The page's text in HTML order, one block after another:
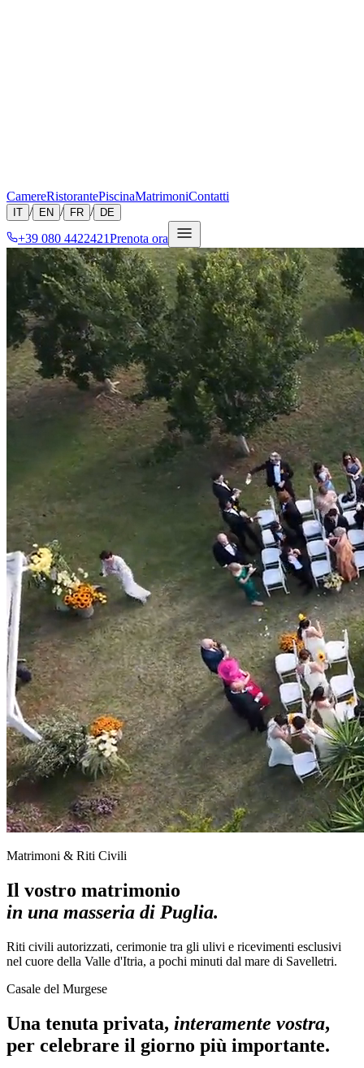
CamereRistorantePiscinaMatrimoniContatti
IT / EN / FR / DE
+39 080 4422421Prenota ora
Matrimoni & Riti Civili
Il vostro matrimonio
in una masseria di Puglia.
Riti civili autorizzati, cerimonie tra gli ulivi e ricevimenti esclusivi
nel cuore della Valle d'Itria, a pochi minuti dal mare di Savelletri.
Casale del Murgese
Una tenuta privata, interamente vostra,
per celebrare il giorno più importante.